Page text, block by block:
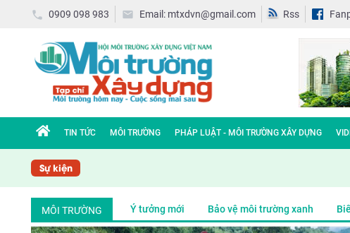
0909 098 983 Email: mtxdvn@gmail.com Rss
TIN TỨC MÔI TRƯỜNG PHÁP LUẬT - MÔI TRƯỜNG XÂY DỰNG
Sự kiện
MÔI TRƯỜNG Ý tưởng mới Bảo vệ môi trường xanh